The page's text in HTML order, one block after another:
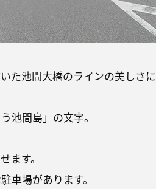
た池間大橋のラインの美しさに
池間島」の文字。
ます。
車場があります。